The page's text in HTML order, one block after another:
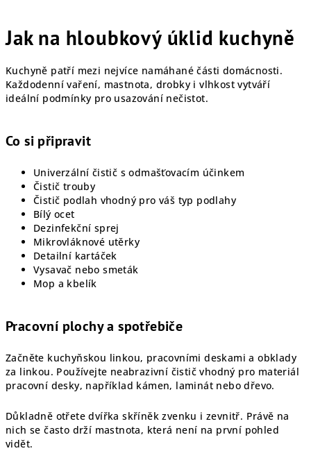
Jak na hloubkový úklid kuchyně
Kuchyně patří mezi nejvíce namáhané části domácnosti.
Každodenní vaření, mastnota, drobky i vlhkost vytváří
ideální podmínky pro usazování nečistot.
Co si připravit
Univerzální čistič s odmašťovacím účinkem
Čistič trouby
Čistič podlah vhodný pro váš typ podlahy
Bílý ocet
Dezinfekční sprej
Mikrovláknové utěrky
Detailní kartáček
Vysavač nebo smeták
Mop a kbelík
Pracovní plochy a spotřebiče
Začněte kuchyňskou linkou, pracovními deskami a obklady
za linkou. Používejte neabrazivní čistič vhodný pro materiál
pracovní desky, například kámen, laminát nebo dřevo.
Důkladně otřete dvířka skříněk zvenku i zevnitř. Právě na
nich se často drží mastnota, která není na první pohled
vidět.